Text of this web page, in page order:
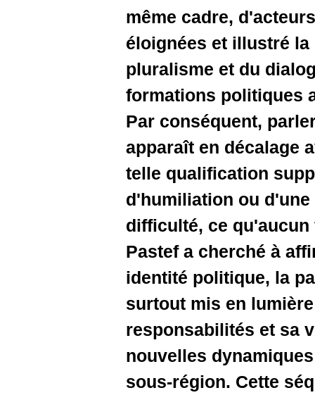
même
Par
apparaît
telle
difficulté,
Pastef a
identité
surtout
sous-